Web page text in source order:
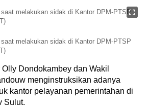
melakukan sidak di Kantor DPM-PTSP
melakukan sidak di Kantor DPM-PTSP
Dondokambey dan Wakil
menginstruksikan adanya
kantor pelayanan pemerintahan di
Sulut.